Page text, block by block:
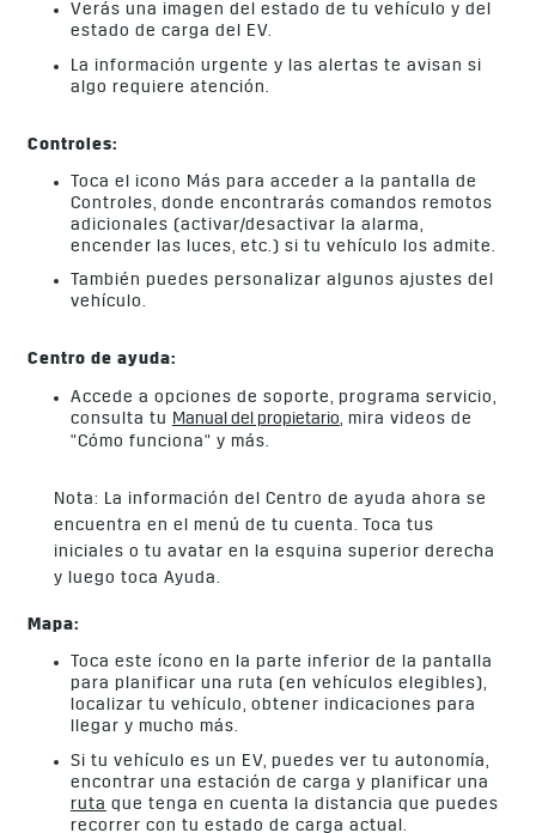
Verás una imagen del estado de tu vehículo y del
estado de carga del EV.
La información urgente y las alertas te avisan si
algo requiere atención.
Controles:
Toca el icono Más para acceder a la pantalla de
Controles, donde encontrarás comandos remotos
adicionales (activar/desactivar la alarma,
encender las luces, etc.) si tu vehículo los admite.
También puedes personalizar algunos ajustes del
vehículo.
Centro de ayuda:
Accede a opciones de soporte, programa servicio,
consulta tu Manual del propietario, mira videos de
"Cómo funciona" y más.
Nota: La información del Centro de ayuda ahora se
encuentra en el menú de tu cuenta. Toca tus
iniciales o tu avatar en la esquina superior derecha
y luego toca Ayuda.
Mapa:
Toca este ícono en la parte inferior de la pantalla
para planificar una ruta (en vehículos elegibles),
localizar tu vehículo, obtener indicaciones para
llegar y mucho más.
Si tu vehículo es un EV, puedes ver tu autonomía,
encontrar una estación de carga y planificar una
ruta que tenga en cuenta la distancia que puedes
recorrer con tu estado de carga actual.